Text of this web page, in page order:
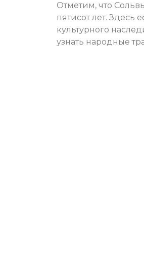
Отметим, что
пятисот лет. Здесь
культурного
узнать народные